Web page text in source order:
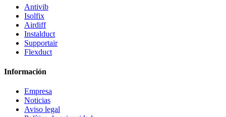
Antivib
Isolfix
Airdiff
Instalduct
Supportair
Flexduct
Información
Empresa
Noticias
Aviso legal